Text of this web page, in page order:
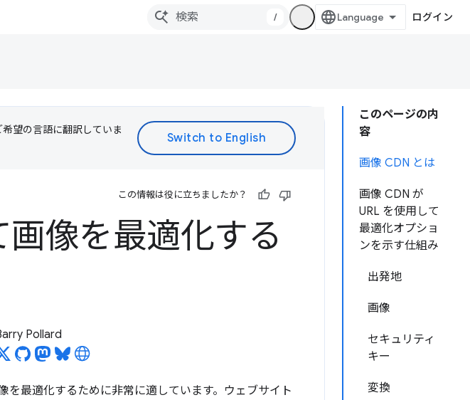
/ ログイン
このページの内
容
画像 CDN とは
画像 CDN が
URL を使用して
最適化オプショ
ンを示す仕組み
出発地
画像
セキュリティ
キー
変換
望の言語に翻訳していま
この情報は役に立ちましたか？
像を最適化する
Pollard
最適化するために非常に適しています。ウェブサイト